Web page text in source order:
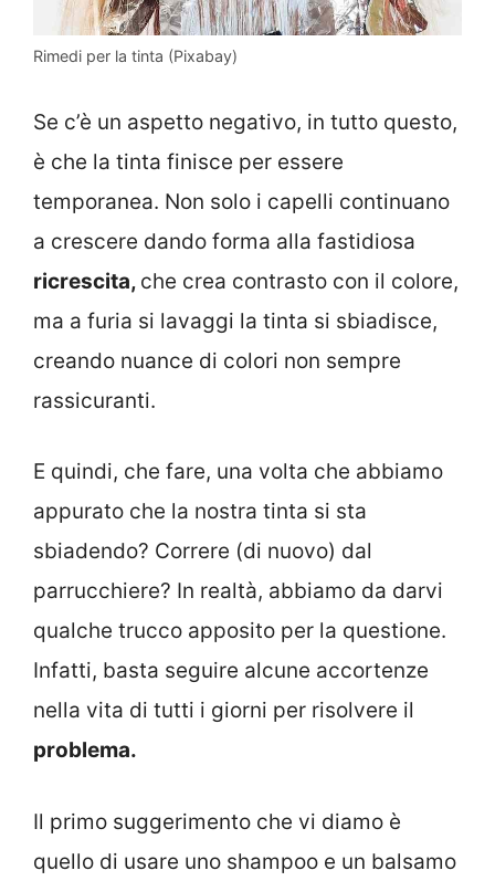
Rimedi per la tinta (Pixabay)
Se c’è un aspetto negativo, in tutto questo,
è che la tinta finisce per essere
temporanea. Non solo i capelli continuano
a crescere dando forma alla fastidiosa
ricrescita, che crea contrasto con il colore,
ma a furia si lavaggi la tinta si sbiadisce,
creando nuance di colori non sempre
rassicuranti.
E quindi, che fare, una volta che abbiamo
appurato che la nostra tinta si sta
sbiadendo? Correre (di nuovo) dal
parrucchiere? In realtà, abbiamo da darvi
qualche trucco apposito per la questione.
Infatti, basta seguire alcune accortenze
nella vita di tutti i giorni per risolvere il
problema.
Il primo suggerimento che vi diamo è
quello di usare uno shampoo e un balsamo